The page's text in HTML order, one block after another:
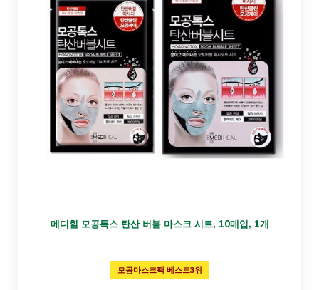
메디힐 모공톡스 탄산 버블 마스크 시트, 10매입, 1개
모공마스크팩 베스트3위